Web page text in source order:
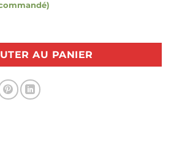
métal 876 6085 6091 - PFAFF
AU PANIER